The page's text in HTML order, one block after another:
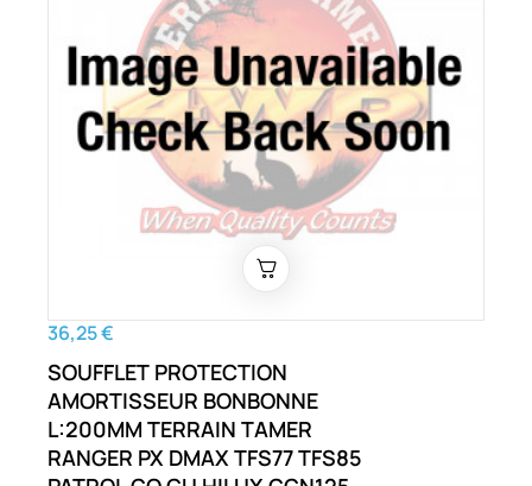
36,25 €
SOUFFLET PROTECTION
AMORTISSEUR BONBONNE
L:200MM TERRAIN TAMER
RANGER PX DMAX TFS77 TFS85